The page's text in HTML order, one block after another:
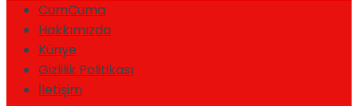
CumCuma
Hakkımızda
Künye
Gizlilik Politikası
İletişim